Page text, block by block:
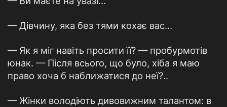
— Дівчину, яка без тями кохає вас…
— Як я міг навіть просити її? — пробурмотів
юнак. — Після всього, що було, хіба я маю
право хоча б наближатися до неї?..
— Жінки володіють дивовижним талантом: в